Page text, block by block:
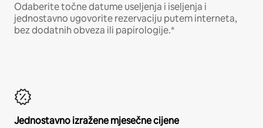
Odaberite točne datume useljenja i iseljenja i
jednostavno ugovorite rezervaciju putem interneta,
bez dodatnih obveza ili papirologije.*
Jednostavno izražene mjesečne cijene